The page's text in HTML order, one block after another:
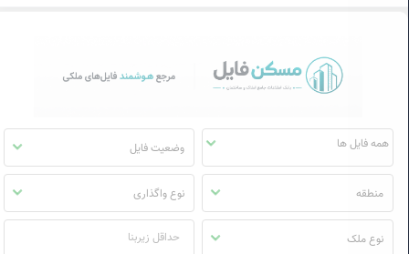
وضعیت فایل
منطقه نوع واگذاری
نوع ملک